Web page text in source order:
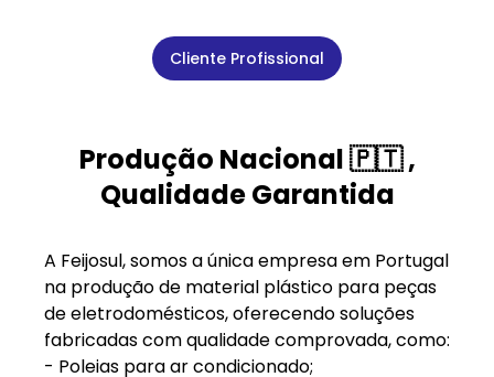
Cliente Profissional
Produção Nacional 🇵🇹 ,
Qualidade Garantida
A Feijosul, somos a única empresa em Portugal
na produção de material plástico para peças
de eletrodomésticos, oferecendo soluções
fabricadas com qualidade comprovada, como:
- Poleias para ar condicionado;